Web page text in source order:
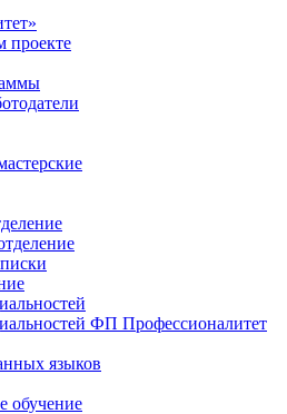
проекте
ФП Профессионалитет
языков
обучение